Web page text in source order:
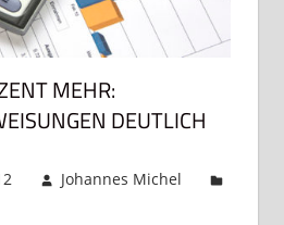
MEHR:
DEUTLICH
Johannes Michel